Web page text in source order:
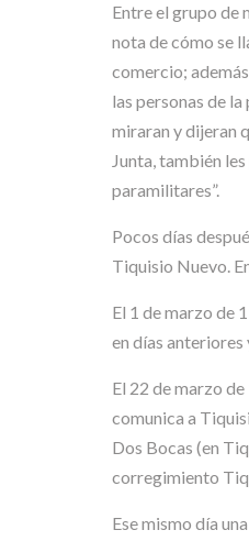
Entre el grupo de
nota de cómo se
comercio;
las personas de
miraran y dijeran
Junta, también
paramilitares”.
Pocos días
Tiquisio Nuevo.
El 1 de marzo de
en días anteriores
El 22 de marzo
comunica a
Dos Bocas (en
corregimiento
Ese mismo día